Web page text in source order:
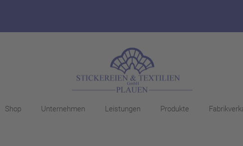
Shop Unternehmen Leistungen Produkte